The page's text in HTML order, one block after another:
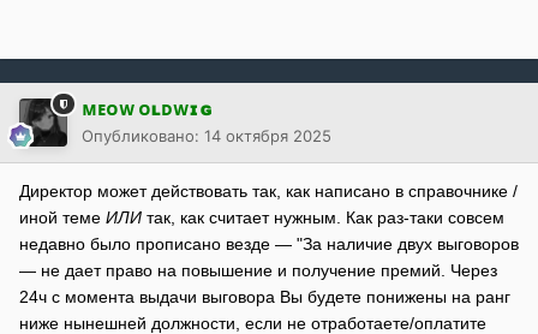
ᴍᴇᴏᴡ ᴏʟᴅᴡɪɢ
Опубликовано: 14 октября 2025
Директор может действовать так, как написано в справочнике /
иной теме ИЛИ так, как считает нужным. Как раз-таки совсем
недавно было прописано везде — "За наличие двух выговоров
— не дает право на повышение и получение премий. Через
24ч с момента выдачи выговора Вы будете понижены на ранг
ниже нынешней должности, если не отработаете/оплатите